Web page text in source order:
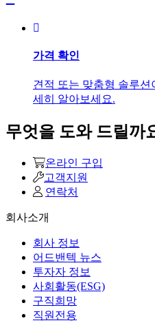
가격 확인
견적 또는 맞춤형 솔루
세히 알아보세요.
무엇을 도와 드릴까
온라인 구입
고객지원
연락처
회사소개
회사 정보
어드밴텍 뉴스
투자자 정보
사회활동(ESG)
구직희망
직원전용